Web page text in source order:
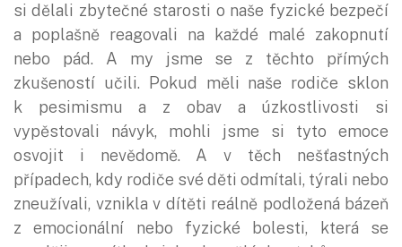
si dělali zbytečné starosti o naše fyzické bezpečí
a poplašně reagovali na každé malé zakopnutí
nebo pád. A my jsme se z těchto přímých
zkušeností učili. Pokud měli naše rodiče sklon
k pesimismu a z obav a úzkostlivosti si
vypěstovali návyk, mohli jsme si tyto emoce
osvojit i nevědomě. A v těch nešťastných
případech, kdy rodiče své děti odmítali, týrali nebo
zneužívali, vznikla v dítěti reálně podložená bázeň
z emocionální nebo fyzické bolesti, která se